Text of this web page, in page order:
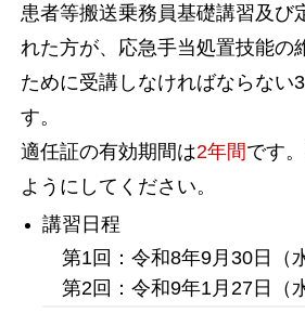
患者等搬送乗務員基礎講習及び
れた方が、応急手当処置技能の
ために受講しなければならない
す。
適任証の有効期間は2年間です
ようにしてください。
講習日程
第1回：令和8年9月30日（
第2回：令和9年1月27日（